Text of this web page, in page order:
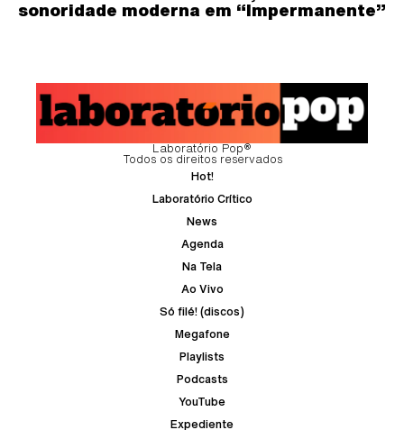
sonoridade moderna em “Impermanente”
Laboratório Pop®
Todos os direitos reservados
Hot!
Laboratório Crítico
News
Agenda
Na Tela
Ao Vivo
Só filé! (discos)
Megafone
Playlists
Podcasts
YouTube
Expediente